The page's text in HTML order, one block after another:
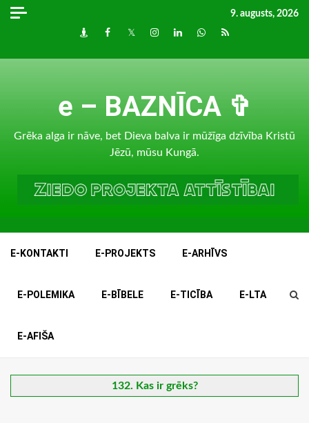
Skip
9. augusts, 2026
DraugiemFacebook
TwitterInstagram
LinkedInwhatsapp
RSS
e – BAZNĪCA ✞
Grēka alga ir nāve, bet Dieva balva ir mūžīga dzīvība Kristū
Jēzū, mūsu Kungā.
E-KONTAKTI E-PROJEKTS E-ARHĪVS
E-POLEMIKA E-BĪBELE E-TICĪBA E-LTA
E-AFIŠA
132. Kas ir grēks?